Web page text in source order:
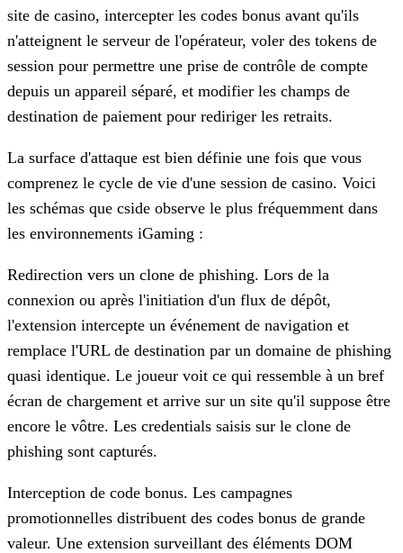
site de casino, intercepter les codes bonus avant qu'ils
n'atteignent le serveur de l'opérateur, voler des tokens de
session pour permettre une prise de contrôle de compte
depuis un appareil séparé, et modifier les champs de
destination de paiement pour rediriger les retraits.
La surface d'attaque est bien définie une fois que vous
comprenez le cycle de vie d'une session de casino. Voici
les schémas que cside observe le plus fréquemment dans
les environnements iGaming :
Redirection vers un clone de phishing. Lors de la
connexion ou après l'initiation d'un flux de dépôt,
l'extension intercepte un événement de navigation et
remplace l'URL de destination par un domaine de phishing
quasi identique. Le joueur voit ce qui ressemble à un bref
écran de chargement et arrive sur un site qu'il suppose être
encore le vôtre. Les credentials saisis sur le clone de
phishing sont capturés.
Interception de code bonus. Les campagnes
promotionnelles distribuent des codes bonus de grande
valeur. Une extension surveillant des éléments DOM